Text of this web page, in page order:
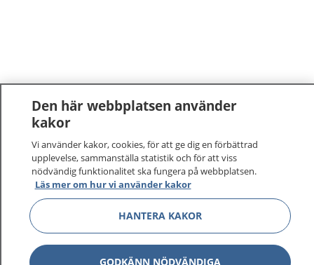
Den här webbplatsen använder
kakor
Vi använder kakor, cookies, för att ge dig en förbättrad
upplevelse, sammanställa statistik och för att viss
nödvändig funktionalitet ska fungera på webbplatsen.
Läs mer om hur vi använder kakor
HANTERA KAKOR
GODKÄNN NÖDVÄNDIGA